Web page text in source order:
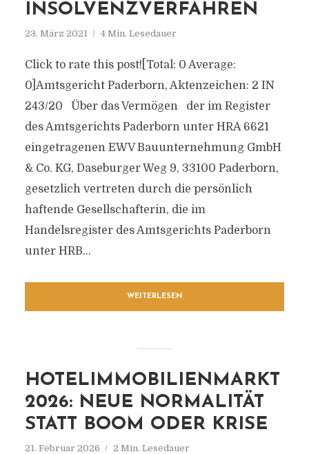
INSOLVENZVERFAHREN
23. März 2021 4 Min. Lesedauer
Click to rate this post![Total: 0 Average:
0]Amtsgericht Paderborn, Aktenzeichen: 2 IN
243/20 Über das Vermögen der im Register
des Amtsgerichts Paderborn unter HRA 6621
eingetragenen EWV Bauunternehmung GmbH
& Co. KG, Daseburger Weg 9, 33100 Paderborn,
gesetzlich vertreten durch die persönlich
haftende Gesellschafterin, die im
Handelsregister des Amtsgerichts Paderborn
unter HRB...
WEITERLESEN
HOTELIMMOBILIENMARKT
2026: NEUE NORMALITÄT
STATT BOOM ODER KRISE
21. Februar 2026 2 Min. Lesedauer